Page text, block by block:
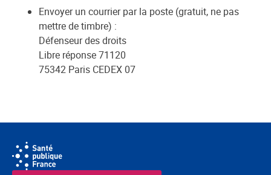
Envoyer un courrier par la poste (gratuit, ne pas
mettre de timbre) :
Défenseur des droits
Libre réponse 71120
75342 Paris CEDEX 07